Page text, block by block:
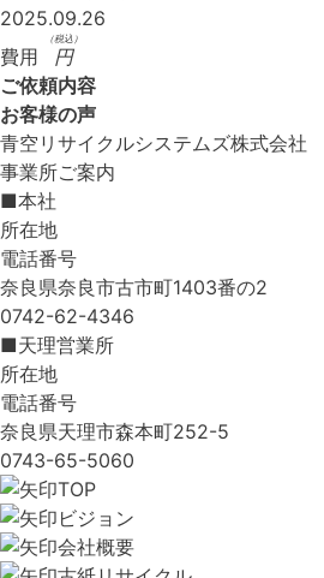
2025.09.26
費用
円
（税込）
ご依頼内容
お客様の声
青空リサイクルシステムズ株式会社
事業所ご案内
■本社
所在地
電話番号
奈良県奈良市古市町1403番の2
0742-62-4346
■天理営業所
所在地
電話番号
奈良県天理市森本町252-5
0743-65-5060
TOP
ビジョン
会社概要